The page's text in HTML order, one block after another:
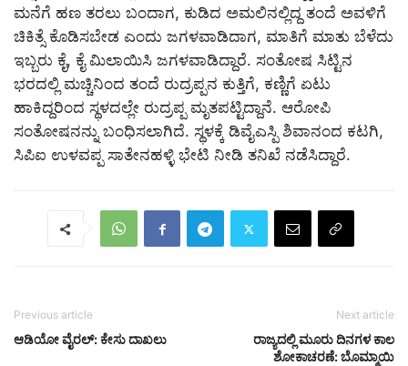
ಮನೆಗೆ ಹಣ ತರಲು ಬಂದಾಗ, ಕುಡಿದ ಅಮಲಿನಲ್ಲಿದ್ದ ತಂದೆ ಅವಳಿಗೆ
ಚಿಕಿತ್ಸೆ ಕೊಡಿಸಬೇಡ ಎಂದು ಜಗಳವಾಡಿದಾಗ, ಮಾತಿಗೆ ಮಾತು ಬೆಳೆದು
ಇಬ್ಬರು ಕೈ, ಕೈ ಮಿಲಾಯಿಸಿ ಜಗಳವಾಡಿದ್ದಾರೆ. ಸಂತೋಷ ಸಿಟ್ಟಿನ
ಭರದಲ್ಲಿ ಮಚ್ಚಿನಿಂದ ತಂದೆ ರುದ್ರಪ್ಪನ ಕುತ್ತಿಗೆ, ಕಣ್ಣಿಗೆ ಏಟು
ಹಾಕಿದ್ದರಿಂದ ಸ್ಥಳದಲ್ಲೇ ರುದ್ರಪ್ಪ ಮೃತಪಟ್ಟಿದ್ದಾನೆ. ಆರೋಪಿ
ಸಂತೋಷನನ್ನು ಬಂಧಿಸಲಾಗಿದೆ. ಸ್ಥಳಕ್ಕೆ ಡಿವೈಎಸ್ಪಿ ಶಿವಾನಂದ ಕಟಗಿ,
ಸಿಪಿಐ ಉಳವಪ್ಪ ಸಾತೇನಹಳ್ಳಿ ಭೇಟಿ ನೀಡಿ ತನಿಖೆ ನಡೆಸಿದ್ದಾರೆ.
Previous article
ಆಡಿಯೋ ವೈರಲ್: ಕೇಸು ದಾಖಲು
Next article
ರಾಜ್ಯದಲ್ಲಿ ಮೂರು ದಿನಗಳ ಕಾಲ
ಶೋಕಾಚರಣೆ: ಬೊಮ್ಮಾಯಿ